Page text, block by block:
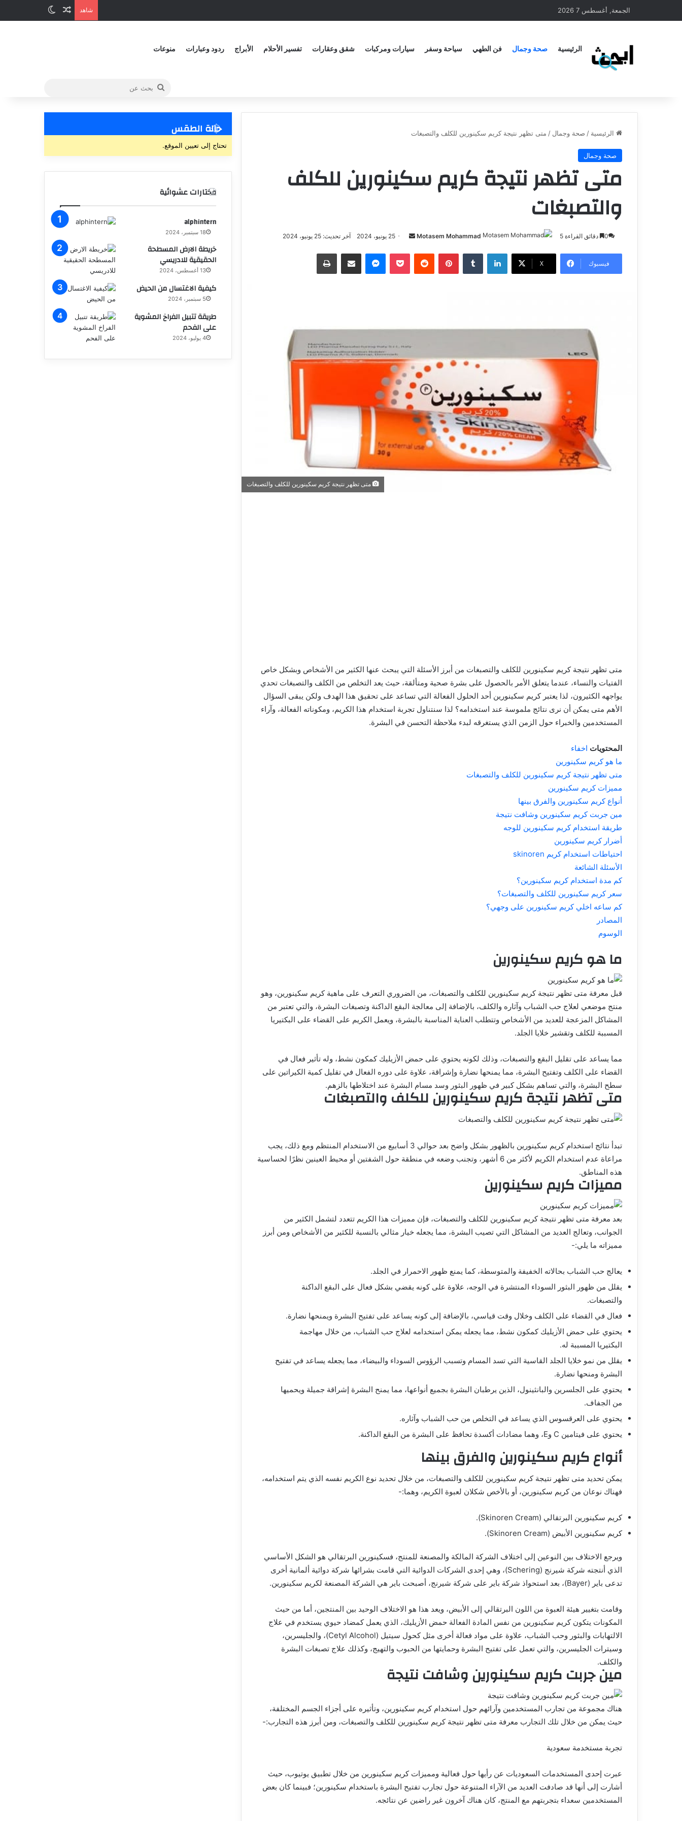
الجمعة, أغسطس 7 2026 شاهد
الرئيسية صحة وجمال فن الطهي سياحة وسفر سيارات ومركبات شقق وعقارات تفسير الأحلام الأبراج ردود وعبارات منوعات
الرئيسية / صحة وجمال / متى تظهر نتيجة كريم سكينورين للكلف والتصبغات
صحة وجمال
متى تظهر نتيجة كريم سكينورين للكلف
والتصبغات
Motasem Mohammad 25 يونيو، 2024 آخر تحديث: 25 يونيو، 2024 0 دقائق القراءة 5
فيسبوك X
متى تظهر نتيجة كريم سكينورين للكلف والتصبغات
متى تظهر نتيجة كريم سكينورين للكلف والتصبغات من أبرز الأسئلة التي يبحث عنها الكثير من الأشخاص وبشكل خاص
الفتيات والنساء، عندما يتعلق الأمر بالحصول على بشرة صحية ومتألقة، حيث يعد التخلص من الكلف والتصبغات تحدي
يواجهه الكثيرون، لذا يعتبر كريم سكينورين أحد الحلول الفعالة التي تساعد على تحقيق هذا الهدف ولكن يبقى السؤال
الأهم متى يمكن أن نرى نتائج ملموسة عند استخدامه؟ لذا سنتناول تجربة استخدام هذا الكريم، ومكوناته الفعالة، وآراء
المستخدمين والخبراء حول الزمن الذي يستغرقه لبدء ملاحظة التحسن في البشرة.
المحتويات اخفاء
ما هو كريم سكينورين
متى تظهر نتيجة كريم سكينورين للكلف والتصبغات
مميزات كريم سكينورين
أنواع كريم سكينورين والفرق بينها
مين جربت كريم سكينورين وشافت نتيجة
طريقة استخدام كريم سكينورين للوجه
أضرار كريم سكينورين
احتياطات استخدام كريم skinoren
الأسئلة الشائعة
كم مدة استخدام كريم سكينورين؟
سعر كريم سكينورين للكلف والتصبغات؟
كم ساعه اخلي كريم سكينورين على وجهي؟
المصادر
الوسوم
ما هو كريم سكينورين
قبل معرفة متى تظهر نتيجة كريم سكينورين للكلف والتصبغات، من الضروري التعرف على ماهية كريم سكينورين، وهو
منتج موضعي لعلاج حب الشباب وآثاره والكلف، بالإضافة إلى معالجة البقع الداكنة وتصبغات البشرة، والتي تعتبر من
المشاكل المزعجة للعديد من الأشخاص وتتطلب العناية المناسبة بالبشرة، ويعمل الكريم على القضاء على البكتيريا
المسببة للكلف وتقشير خلايا الجلد.
مما يساعد على تقليل البقع والتصبغات، وذلك لكونه يحتوي على حمض الأزيليك كمكون نشط، وله تأثير فعال في
القضاء على الكلف وتفتيح البشرة، مما يمنحها نضارة وإشراقة، علاوة على دوره الفعال في تقليل كمية الكيراتين على
سطح البشرة، والتي تساهم بشكل كبير في ظهور البثور وسد مسام البشرة عند اختلاطها بالزهم.
متى تظهر نتيجة كريم سكينورين للكلف والتصبغات
تبدأ نتائج استخدام كريم سكينورين بالظهور بشكل واضح بعد حوالي 3 أسابيع من الاستخدام المنتظم ومع ذلك، يجب
مراعاة عدم استخدام الكريم لأكثر من 6 أشهر، وتجنب وضعه في منطقة حول الشفتين أو محيط العينين نظرًا لحساسية
هذه المناطق.
مميزات كريم سكينورين
بعد معرفة متى تظهر نتيجة كريم سكينورين للكلف والتصبغات، فإن مميزات هذا الكريم تتعدد لتشمل الكثير من
الجوانب، وتعالج العديد من المشاكل التي تصيب البشرة، مما يجعله خيار مثالي بالنسبة للكثير من الأشخاص ومن أبرز
مميزاته ما يلي:-
يعالج حب الشباب بحالاته الخفيفة والمتوسطة، كما يمنع ظهور الاحمرار في الجلد.
يقلل من ظهور البثور السوداء المنتشرة في الوجه، علاوة على كونه يقضي بشكل فعال على البقع الداكنة
والتصبغات.
فعال في القضاء على الكلف وخلال وقت قياسي، بالإضافة إلى كونه يساعد على تفتيح البشرة ويمنحها نضارة.
يحتوي على حمض الأزيليك كمكون نشط، مما يجعله يمكن استخدامه لعلاج حب الشباب، من خلال مهاجمة
البكتيريا المسببة له.
يقلل من نمو خلايا الجلد القاسية التي تسد المسام وتسبب الرؤوس السوداء والبيضاء، مما يجعله يساعد في تفتيح
البشرة ومنحها نضارة.
يحتوي على الجلسرين والبانثينول، الذين يرطبان البشرة بجميع أنواعها، مما يمنح البشرة إشراقة جميلة ويحميها
من الجفاف.
يحتوي على العرقسوس الذي يساعد في التخلص من حب الشباب وآثاره.
يحتوي على فيتامين C وE، وهما مضادات أكسدة تحافظ على البشرة من البقع الداكنة.
أنواع كريم سكينورين والفرق بينها
يمكن تحديد متى تظهر نتيجة كريم سكينورين للكلف والتصبغات، من خلال تحديد نوع الكريم نفسه الذي يتم استخدامه،
فهناك نوعان من كريم سكينورين، أو بالأخص شكلان لعبوة الكريم، وهما:-
كريم سكينورين البرتقالي (Skinoren Cream).
كريم سكينورين الأبيض (Skinoren Cream).
ويرجع الاختلاف بين النوعين إلى اختلاف الشركة المالكة والمصنعة للمنتج، فسكينورين البرتقالي هو الشكل الأساسي
الذي أنتجته شركة شيرنج (Schering)، وهي إحدى الشركات الدوائية التي قامت بشرائها شركة دوائية ألمانية أخرى
تدعى باير (Bayer)، بعد استحواذ شركة باير على شركة شيرنج، أصبحت باير هي الشركة المصنعة لكريم سكينورين.
وقامت بتغيير هيئة العبوة من اللون البرتقالي إلى الأبيض، ويعد هذا هو الاختلاف الوحيد بين المنتجين، أما من حيث
المكونات يتكون كريم سكينورين من نفس المادة الفعالة حمض الأزيليك، الذي يعمل كمضاد حيوي يستخدم في علاج
الالتهابات والبثور وحب الشباب، علاوة على مواد فعالة أخرى مثل كحول سيتيل (Cetyl Alcohol)، والجليسرين،
وسيترات الجليسرين، والتي تعمل على تفتيح البشرة وحمايتها من الحبوب والتهيج، وكذلك علاج تصبغات البشرة
والكلف.
مين جربت كريم سكينورين وشافت نتيجة
هناك مجموعة من تجارب المستخدمين وآرائهم حول استخدام كريم سكينورين، وتأثيره على أجزاء الجسم المختلفة،
حيث يمكن من خلال تلك التجارب معرفة متى تظهر نتيجة كريم سكينورين للكلف والتصبغات، ومن أبرز هذه التجارب:-
تجربة مستخدمة سعودية
عبرت إحدى المستخدمات السعوديات عن رأيها حول فعالية ومميزات كريم سكينورين من خلال تطبيق يوتيوب، حيث
أشارت إلى أنها قد صادفت العديد من الآراء المتنوعة حول تجارب تفتيح البشرة باستخدام سكينورين؛ فبينما كان بعض
المستخدمين سعداء بتجربتهم مع المنتج، كان هناك آخرون غير راضين عن نتائجه.
حالة الطقس
تحتاج إلى تعيين الموقع.
مختارات عشوائية
alphintern
18 سبتمبر، 2024
خريطة الارض المسطحة
الحقيقية للادريسي
13 أغسطس، 2024
كيفية الاغتسال من الحيض
5 سبتمبر، 2024
طريقة تتبيل الفراخ المشوية
على الفحم
4 يوليو، 2024